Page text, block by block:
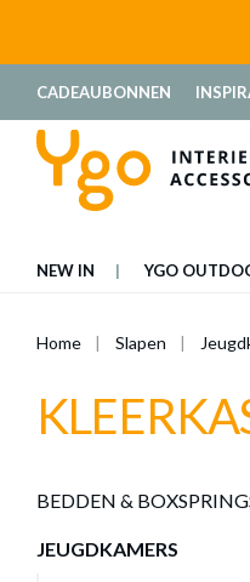
CADEAUBONNEN
NEW IN YGO
Home Slapen
BEDDEN &
JEUGDKAMERS